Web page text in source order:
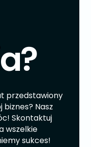
przedstawiony
biznes? Nasz
Skontaktuj
wszelkie
sukces!